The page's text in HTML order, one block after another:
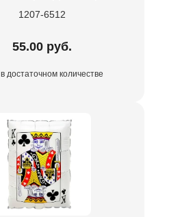
1207-6512
55.00 руб.
в достаточном количестве